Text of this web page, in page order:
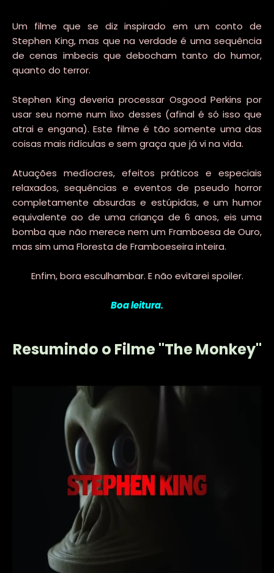
Um filme que se diz inspirado em um conto de
Stephen King, mas que na verdade é uma sequência
de cenas imbecis que debocham tanto do humor,
quanto do terror.
Stephen King deveria processar Osgood Perkins por
usar seu nome num lixo desses (afinal é só isso que
atrai e engana). Este filme é tão somente uma das
coisas mais ridículas e sem graça que já vi na vida.
Atuações medíocres, efeitos práticos e especiais
relaxados, sequências e eventos de pseudo horror
completamente absurdas e estúpidas, e um humor
equivalente ao de uma criança de 6 anos, eis uma
bomba que não merece nem um Framboesa de Ouro,
mas sim uma Floresta de Framboeseira inteira.
Enfim, bora esculhambar. E não evitarei spoiler.
Boa leitura.
Resumindo o Filme "The Monkey"